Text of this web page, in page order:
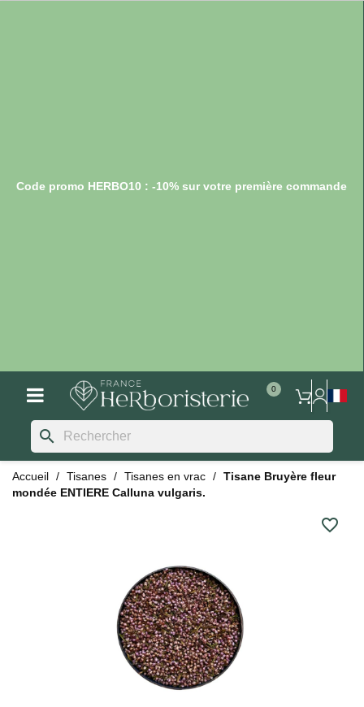
Code promo HERBO10 : -10% sur votre première commande
search
Accueil Tisanes Tisanes en vrac
Tisane Bruyère fleur
mondée ENTIERE Calluna vulgaris.
favorite_border